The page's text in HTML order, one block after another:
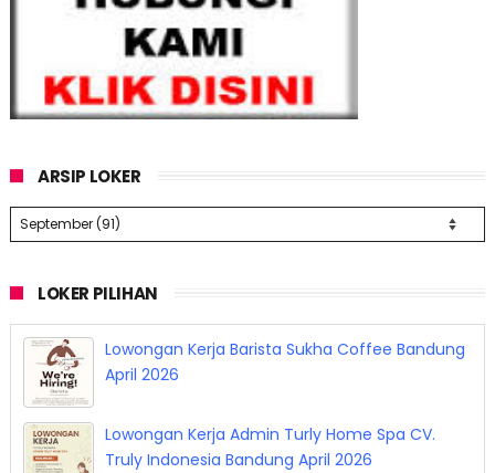
ARSIP LOKER
LOKER PILIHAN
Lowongan Kerja Barista Sukha Coffee Bandung
April 2026
Lowongan Kerja Admin Turly Home Spa CV.
Truly Indonesia Bandung April 2026